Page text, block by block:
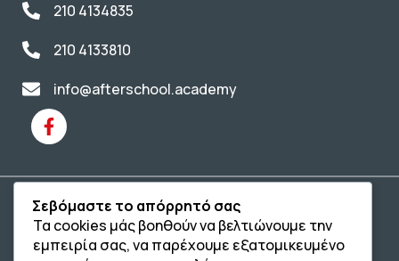
210 4134835
210 4133810
info@afterschool.academy
Copyright® 2004 –2026Εκπαιδευτικός Όμιλος ΔΙΑΚΡΟΤΗΜΑ®. Αρ.
Γ.Ε.Μ.Η.: 54967109000.
Developed byOceancube– Hosted byInnoview.gr
Σεβόμαστε το απόρρητό σας
Τα cookies μάς βοηθούν να βελτιώνουμε την
εμπειρία σας, να παρέχουμε εξατομικευμένο